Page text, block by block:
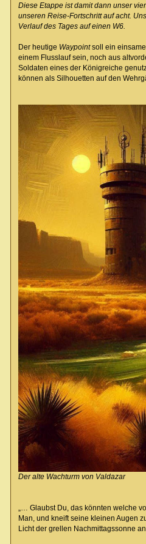
Diese Etappe ist damit dann unser
unseren Reise-Fortschritt auf acht.
Verlauf des Tages auf einen W6.
Der heutige Waypointsoll ein
einem Flusslauf sein, noch aus
Soldaten eines der Königreiche
können als Silhouetten auf den
Der alte Wachturm von Valdazar
„… Glaubst Du, das könnten welche
Man, und kneift seine kleinen Augen
Licht der grellen Nachmittagssonne